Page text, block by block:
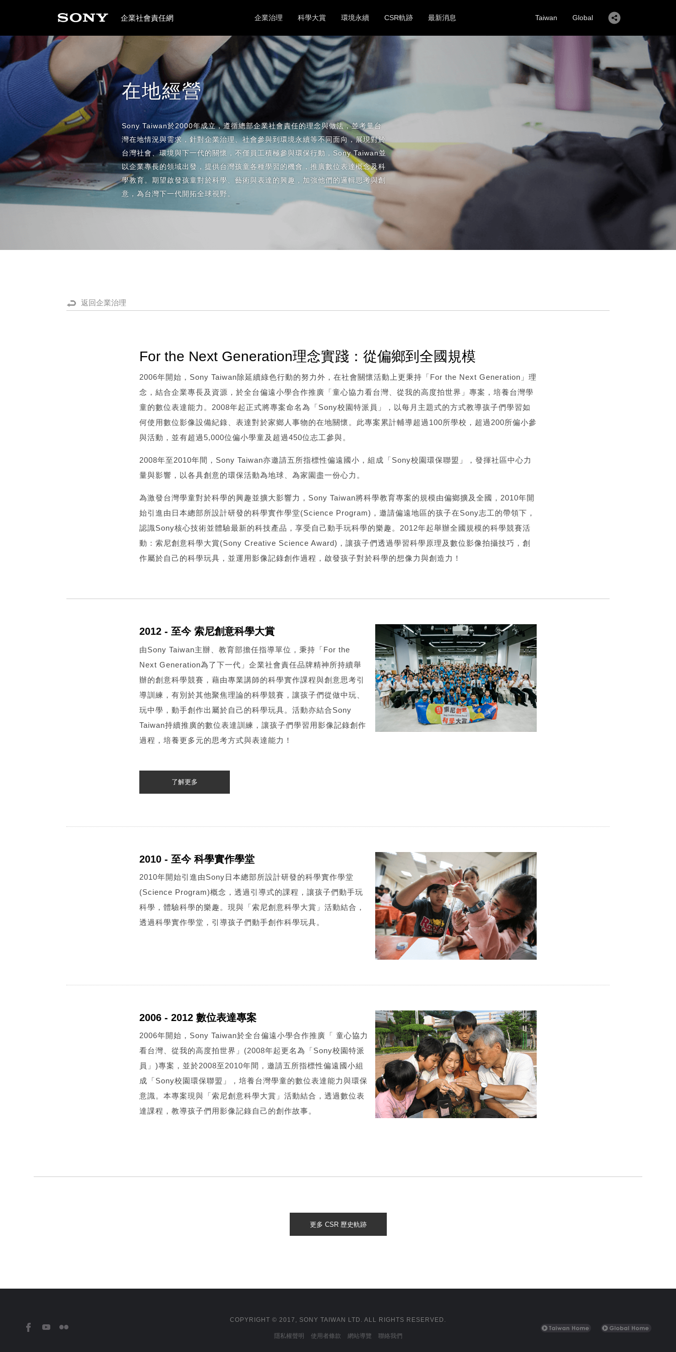
企業社會責任網 企業治理 科學大賞 環境永續 CSR軌跡 最新消息 Taiwan Global
在地經營
Sony Taiwan於2000年成立，遵循總部企業社會責任的理念與做法，並考量台
灣在地情況與需求，針對企業治理、社會參與到環境永續等不同面向，展現對於
台灣社會、環境與下一代的關懷，不僅員工積極參與環保行動，Sony Taiwan並
以企業專長的領域出發，提供台灣孩童各種學習的機會，推廣數位表達概念及科
學教育。期望啟發孩童對於科學、藝術與表達的興趣，加強他們的邏輯思考與創
意，為台灣下一代開拓全球視野。
返回企業治理
For the Next Generation理念實踐：從偏鄉到全國規模
2006年開始，Sony Taiwan除延續綠色行動的努力外，在社會關懷活動上更秉持「For the Next Generation」理
念，結合企業專長及資源，於全台偏遠小學合作推廣「童心協力看台灣、從我的高度拍世界」專案，培養台灣學
童的數位表達能力。2008年起正式將專案命名為「Sony校園特派員」，以每月主題式的方式教導孩子們學習如
何使用數位影像設備紀錄、表達對於家鄉人事物的在地關懷。此專案累計輔導超過100所學校，超過200所偏小參
與活動，並有超過5,000位偏小學童及超過450位志工參與。
2008年至2010年間，Sony Taiwan亦邀請五所指標性偏遠國小，組成「Sony校園環保聯盟」，發揮社區中心力
量與影響，以各具創意的環保活動為地球、為家園盡一份心力。
為激發台灣學童對於科學的興趣並擴大影響力，Sony Taiwan將科學教育專案的規模由偏鄉擴及全國，2010年開
始引進由日本總部所設計研發的科學實作學堂(Science Program)，邀請偏遠地區的孩子在Sony志工的帶領下，
認識Sony核心技術並體驗最新的科技產品，享受自己動手玩科學的樂趣。2012年起舉辦全國規模的科學競賽活
動：索尼創意科學大賞(Sony Creative Science Award)，讓孩子們透過學習科學原理及數位影像拍攝技巧，創
作屬於自己的科學玩具，並運用影像記錄創作過程，啟發孩子對於科學的想像力與創造力！
2012 - 至今 索尼創意科學大賞
由Sony Taiwan主辦、教育部擔任指導單位，秉持「For the
Next Generation為了下一代」企業社會責任品牌精神所持續舉
辦的創意科學競賽，藉由專業講師的科學實作課程與創意思考引
導訓練，有別於其他聚焦理論的科學競賽，讓孩子們從做中玩、
玩中學，動手創作出屬於自己的科學玩具。活動亦結合Sony
Taiwan持續推廣的數位表達訓練，讓孩子們學習用影像記錄創作
過程，培養更多元的思考方式與表達能力！
了解更多
2010 - 至今 科學實作學堂
2010年開始引進由Sony日本總部所設計研發的科學實作學堂
(Science Program)概念，透過引導式的課程，讓孩子們動手玩
科學，體驗科學的樂趣。現與「索尼創意科學大賞」活動結合，
透過科學實作學堂，引導孩子們動手創作科學玩具。
2006 - 2012 數位表達專案
2006年開始，Sony Taiwan於全台偏遠小學合作推廣「 童心協力
看台灣、從我的高度拍世界」(2008年起更名為「Sony校園特派
員」)專案，並於2008至2010年間，邀請五所指標性偏遠國小組
成「Sony校園環保聯盟」，培養台灣學童的數位表達能力與環保
意識。本專案現與「索尼創意科學大賞」活動結合，透過數位表
達課程，教導孩子們用影像記錄自己的創作故事。
更多 CSR 歷史軌跡
COPYRIGHT © 2017, SONY TAIWAN LTD. ALL RIGHTS RESERVED.
隱私權聲明 使用者條款 網站導覽 聯絡我們